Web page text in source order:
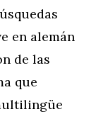
en alemán
de las
que